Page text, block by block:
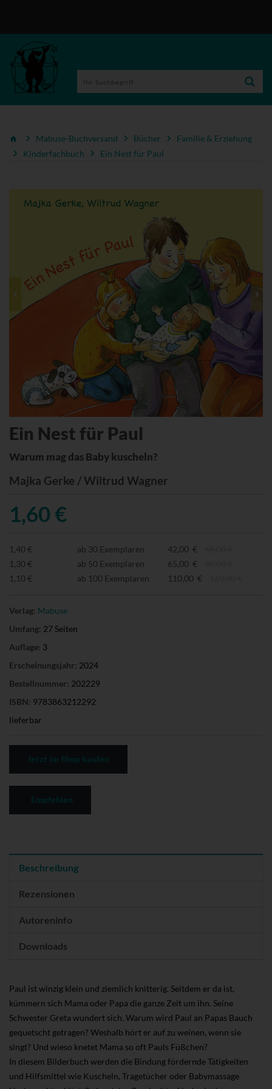
Mabuse-Buchversand Bücher
Familie & Erziehung
Kinderfachbuch
Ein Nest für Paul
Ein Nest für Paul
Warum mag das Baby kuscheln?
Majka Gerke / Wiltrud Wagner
1,60 €
1,40 € ab 30 Exemplaren 42,00 €
1,30 €
ab 50 Exemplaren 65,00 €
1,10 €
ab 100 Exemplaren 110,00 €
Verlag: Mabuse
Umfang: 27 Seiten
Auflage: 3
Erscheinungsjahr: 2024
Bestellnummer: 202229
ISBN: 9783863212292
lieferbar
Beschreibung
Rezensionen
Autoreninfo
Downloads
Paul ist winzig klein und ziemlich knitterig. Seitdem er da ist,
kümmern sich Mama oder Papa die ganze Zeit um ihn. Seine
Schwester Greta wundert sich. Warum wird Paul an Papas Bauch
gequetscht getragen? Weshalb hört er auf zu weinen, wenn sie
singt? Und wieso knetet Mama so oft Pauls Füßchen?
In diesem Bilderbuch werden die Bindung fördernde Tätigkeiten
und Hilfsmittel wie Kuscheln, Tragetücher oder Babymassage